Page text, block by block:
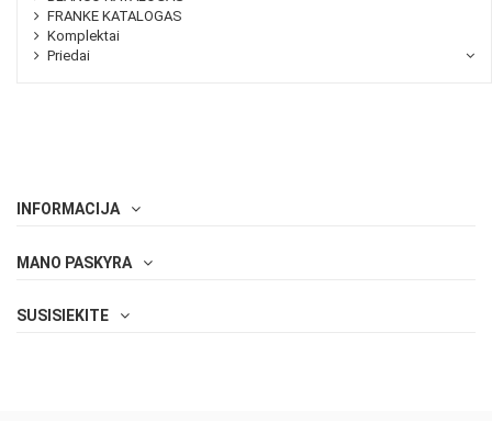
FRANKE KATALOGAS
Komplektai
Priedai
INFORMACIJA
MANO PASKYRA
SUSISIEKITE